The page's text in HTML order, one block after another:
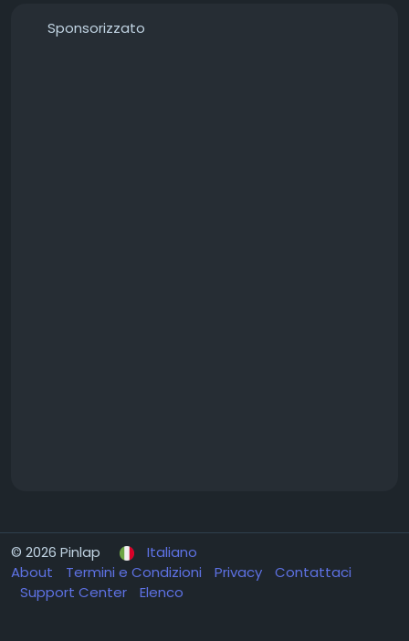
Sponsorizzato
© 2026 Pinlap
Italiano
About
Termini e Condizioni Privacy
Contattaci
Support Center
Elenco